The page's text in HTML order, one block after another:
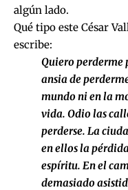
algún lado.
Qué tipo este César
escribe:
Quiero perderme
ansia de
mundo ni en la
vida. Odio las
perderse. La
en ellos la
espíritu. En el
demasiado